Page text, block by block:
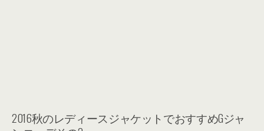
2016秋のレディースジャケットでおすすめGジャ